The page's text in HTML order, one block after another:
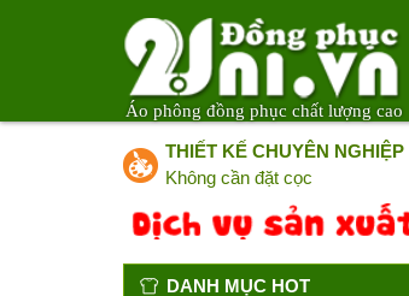
Áo phông đồng phục chất lượng cao
THIẾT KẾ CHUYÊN NGHIỆP
Không cần đặt cọc
DANH MỤC HOT